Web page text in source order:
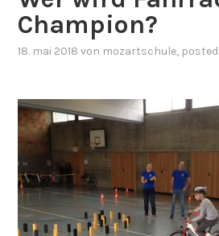
Champion?
18. mai 2018 von mozartschule,